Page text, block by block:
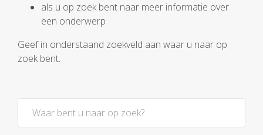
als u op zoek bent naar meer informatie over
een onderwerp
Geef in onderstaand zoekveld aan waar u naar op
zoek bent.